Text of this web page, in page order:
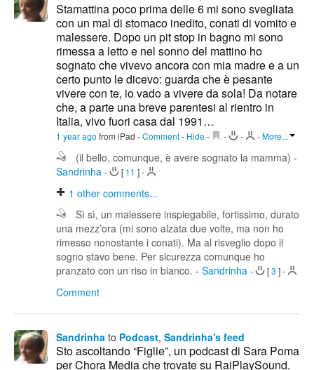
Stamattina poco prima delle 6 mi sono svegliata
con un mal di stomaco inedito, conati di vomito e
malessere. Dopo un pit stop in bagno mi sono
rimessa a letto e nel sonno del mattino ho
sognato che vivevo ancora con mia madre e a un
certo punto le dicevo: guarda che è pesante
vivere con te, io vado a vivere da sola! Da notare
che, a parte una breve parentesi al rientro in
Italia, vivo fuori casa dal 1991…
1 year ago from iPad -Comment- Hide - - - -More...
(il bello, comunque, è avere sognato la mamma) -
Sandrinha - [ 11 ]-
1 other comments...
Sì sì, un malessere inspiegabile, fortissimo, durato
una mezz’ora (mi sono alzata due volte, ma non ho
rimesso nonostante i conati). Ma al risveglio dopo il
sogno stavo bene. Per sicurezza comunque ho
pranzato con un riso in bianco. - Sandrinha - [3 ]-
Comment
Sandrinha to Podcast, Sandrinha's feed
Sto ascoltando “Figlie”, un podcast di Sara Poma
per Chora Media che trovate su RaiPlaySound.